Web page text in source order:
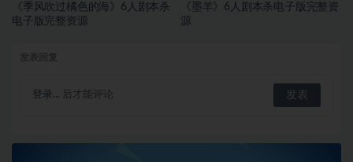
《季风吹过橘色的海》6人剧本杀
电子版完整资源
《墨羊》6人剧本杀电子版完整资
源
登录... 后才能评论